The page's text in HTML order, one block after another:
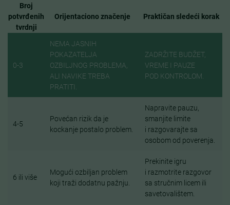
Broj
potvrđenih
tvrdnji
Orijentaciono značenje Praktičan sledeći korak
0-3
NEMA JASNIH
POKAZATELJA
OZBILJNOG PROBLEMA,
ALI NAVIKE TREBA
PRATITI.
ZADRŽITE BUDŽET,
VREME I PAUZE
POD KONTROLOM.
4-5
Povećan rizik da je
kockanje postalo problem.
Napravite pauzu,
smanjite limite
i razgovarajte sa
osobom od poverenja.
6 ili više
Mogući ozbiljan problem
koji traži dodatnu pažnju.
Prekinite igru
i razmotrite razgovor
sa stručnim licem ili
savetovalištem.